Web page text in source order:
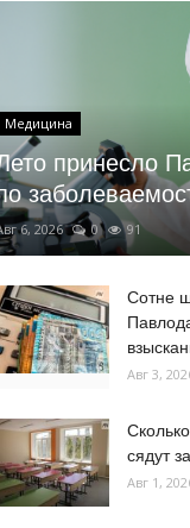
Медицина
принесло
6, 2026 0 91
Сотне
Авг 3,
сядут
Авг 1,